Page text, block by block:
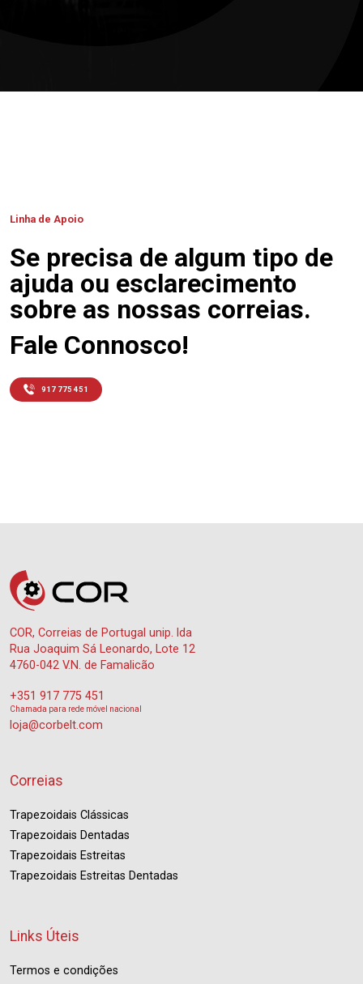
Linha de Apoio
Se precisa de algum tipo de
ajuda ou esclarecimento
sobre as nossas correias.
Fale Connosco!
917 775 451
COR, Correias de Portugal unip. lda
Rua Joaquim Sá Leonardo, Lote 12
4760-042 V.N. de Famalicão
+351 917 775 451
Chamada para rede móvel nacional
loja@corbelt.com
Correias
Trapezoidais Clássicas
Trapezoidais Dentadas
Trapezoidais Estreitas
Trapezoidais Estreitas Dentadas
Links Úteis
Termos e condições